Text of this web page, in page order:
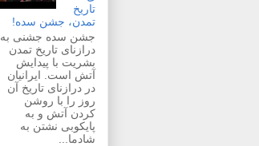
تاریخ
تمدن، جشن سده!
جشن سده جشنی به
درازنای تاریخ تمدن
بشریت با پیدایش
آتش است. ایرانیان
در درازنای تاریخ آن
روز را با روشن
کردن آتش و به
پایکوبی نشتن به
شادما...